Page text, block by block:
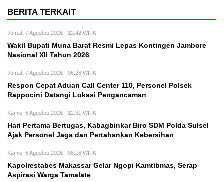
BERITA TERKAIT
Jumat, 7 Agustus 2026 - 12:42 WITA
Wakil Bupati Muna Barat Resmi Lepas Kontingen Jambore
Nasional XII Tahun 2026
Jumat, 7 Agustus 2026 - 06:28 WITA
Respon Cepat Aduan Call Center 110, Personel Polsek
Rappocini Datangi Lokasi Pengancaman
Kamis, 6 Agustus 2026 - 12:31 WITA
Hari Pertama Bertugas, Kabagbinkar Biro SDM Polda Sulsel
Ajak Personel Jaga dan Pertahankan Kebersihan
Kamis, 6 Agustus 2026 - 08:16 WITA
Kapolrestabes Makassar Gelar Ngopi Kamtibmas, Serap
Aspirasi Warga Tamalate